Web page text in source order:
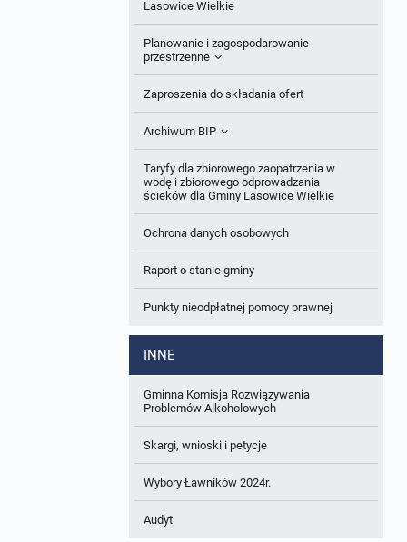
Roczne sprawozdania z gospodarki
Analiza stanu gospodarki odpadami
Okresowa ocena jakości wody
Sprawozdanie okresowe z realizacji
Odpowiedzi na zapytania
Informacja z otwarcia ofert
Informacje o wyborze ofert
Lasowice Wielkie
Planowanie i zagospodarowanie
przestrzenne
Studium uwarunkowań i kierunków
W trakcie opracowania
Obowiązujące
W trakcie opracowania
Plan ogólny gminy
Obowiązujący
W trakcie opracowania
Formularze dotyczące aktów planowania
Zbiory danych przestrzennych
Analizy zmian w zagospodarowaniu
Zaproszenia do składania ofert
Archiwum BIP
OGŁOSZENIA
Taryfy dla zbiorowego zaopatrzenia w
wodę i zbiorowego odprowadzania
ścieków dla Gminy Lasowice Wielkie
Ochrona danych osobowych
Raport o stanie gminy
Punkty nieodpłatnej pomocy prawnej
INNE
Gminna Komisja Rozwiązywania
Problemów Alkoholowych
Skargi, wnioski i petycje
Wybory Ławników 2024r.
Audyt